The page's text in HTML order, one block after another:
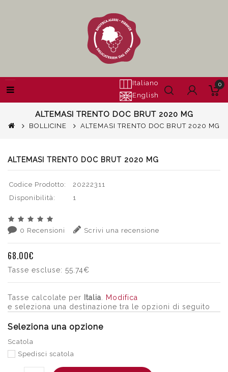
Italiano
English
0
ALTEMASI TRENTO DOC BRUT 2020 MG
BOLLICINE ALTEMASI TRENTO DOC BRUT 2020 MG
ALTEMASI TRENTO DOC BRUT 2020 MG
Codice Prodotto:
20222311
Disponibilità:
1
0 Recensioni Scrivi una recensione
68.00€
Tasse escluse: 55.74€
Tasse calcolate per Italia
Modifica
e seleziona una destinazione tra le opzioni di seguito
Seleziona una opzione
Scatola
Spedisci scatola